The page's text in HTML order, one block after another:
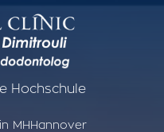
Hochschule
MHHannover